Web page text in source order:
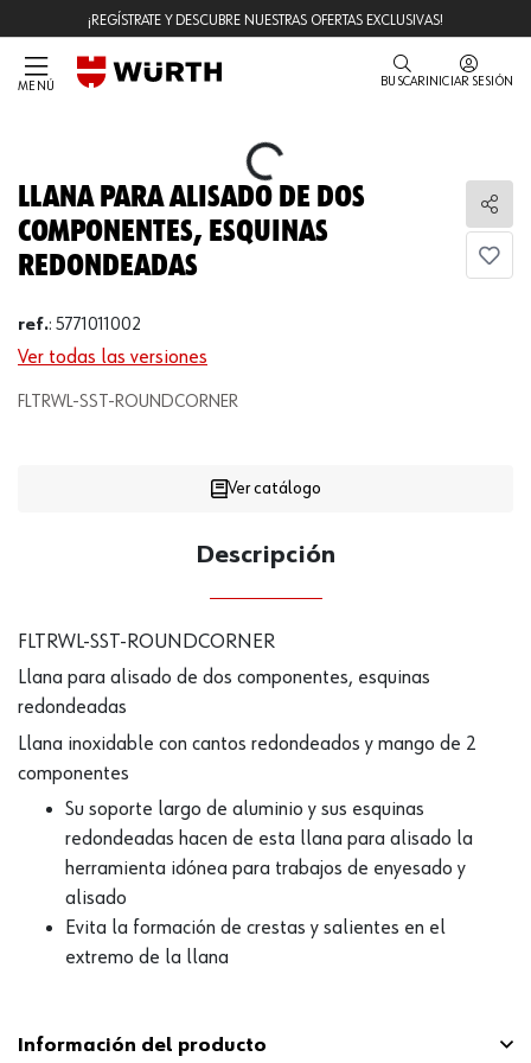
¡REGÍSTRATE Y DESCUBRE NUESTRAS OFERTAS EXCLUSIVAS!
MENÚ BUSCAR INICIAR SESIÓN
Loading...
LLANA PARA ALISADO DE DOS
COMPONENTES, ESQUINAS
REDONDEADAS
ref.: 5771011002
Ver todas las versiones
FLTRWL-SST-ROUNDCORNER
Ver catálogo
Descripción
FLTRWL-SST-ROUNDCORNER
Llana para alisado de dos componentes, esquinas
redondeadas
Llana inoxidable con cantos redondeados y mango de 2
componentes
Su soporte largo de aluminio y sus esquinas
redondeadas hacen de esta llana para alisado la
herramienta idónea para trabajos de enyesado y
alisado
Evita la formación de crestas y salientes en el
extremo de la llana
Información del producto